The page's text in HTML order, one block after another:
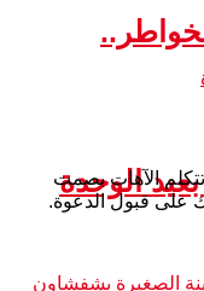
الوحدة
الآهات بصمت
الخطابي 1.شكرا لك على قبول الدعوة.